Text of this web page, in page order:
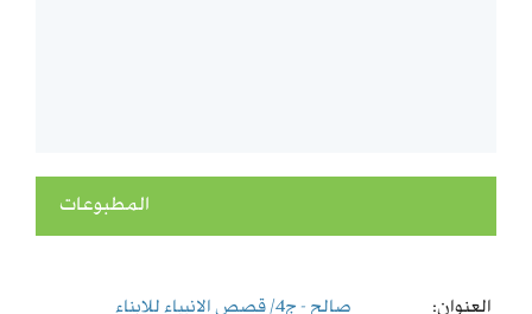
المطبوعات
العنوان: صالح - ج4/ قصص الانبياء للابناء